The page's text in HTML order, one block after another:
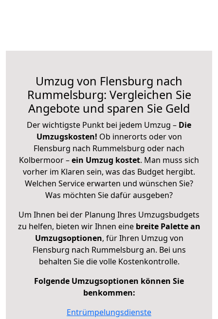
Umzug von Flensburg nach
Rummelsburg: Vergleichen Sie
Angebote und sparen Sie Geld
Der wichtigste Punkt bei jedem Umzug – Die
Umzugskosten! Ob innerorts oder von
Flensburg nach Rummelsburg oder nach
Kolbermoor –ein Umzug kostet. Man muss sich
vorher im Klaren sein, was das Budget hergibt.
Welchen Service erwarten und wünschen Sie?
Was möchten Sie dafür ausgeben?
Um Ihnen bei der Planung Ihres Umzugsbudgets
zu helfen, bieten wir Ihnen eine breite Palette an
Umzugsoptionen, für Ihren Umzug von
Flensburg nach Rummelsburg an. Bei uns
behalten Sie die volle Kostenkontrolle.
Folgende Umzugsoptionen können Sie
benkommen:
Entrümpelungsdienste